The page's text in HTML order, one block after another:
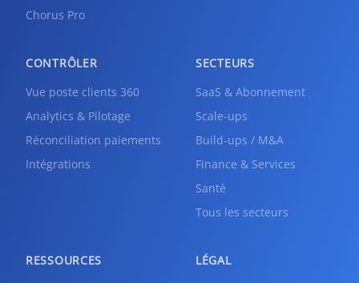
Chorus Pro
CONTRÔLER
Vue poste clients 360
Analytics & Pilotage
Réconciliation paiements
Intégrations
SECTEURS
SaaS & Abonnement
Scale-ups
Build-ups / M&A
Finance & Services
Santé
Tous les secteurs
RESSOURCES
LÉGAL